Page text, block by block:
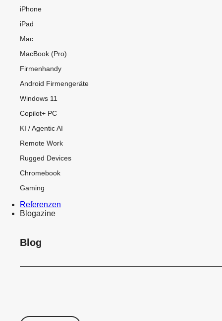
iPhone
iPad
Mac
MacBook (Pro)
Firmenhandy
Android Firmengeräte
Windows 11
Copilot+ PC
KI / Agentic AI
Remote Work
Rugged Devices
Chromebook
Gaming
Referenzen
Blogazine
Blog